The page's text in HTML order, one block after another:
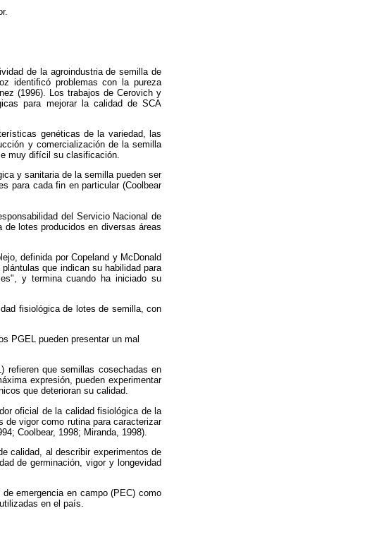
de la agroindustria de semilla de
identificó problemas con la pureza
(1996). Los trabajos de Cerovich y
para mejorar la calidad de SCA
genéticas de la variedad, las
y comercialización de la semilla
muy difícil su clasificación.
y sanitaria de la semilla pueden ser
para cada fin en particular (Coolbear
del Servicio Nacional de
lotes producidos en diversas áreas
definida por Copeland y McDonald
que indican su habilidad para
y termina cuando ha iniciado su
fisiológica de lotes de semilla, con
PGEL pueden presentar un mal
refieren que semillas cosechadas en
expresión, pueden experimentar
que deterioran su calidad.
oficial de la calidad fisiológica de la
de vigor como rutina para caracterizar
Coolbear, 1998; Miranda, 1998).
calidad, al describir experimentos de
de germinación, vigor y longevidad
emergencia en campo (PEC) como
en el país.